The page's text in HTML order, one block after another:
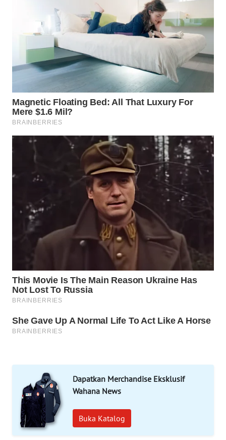
Dapatkan Merchandise Eksklusif
Wahana News
Buka Katalog
WAHANA
WAHANA
SELEB
WAHANA
PERSONA
WAHANA
OTOMOTIF
WAHANA
WAHANA
DESA
WISATA
WAHANA
Wahana
MASYARAKAT
KELISTRIKAN
WALINKI
ID